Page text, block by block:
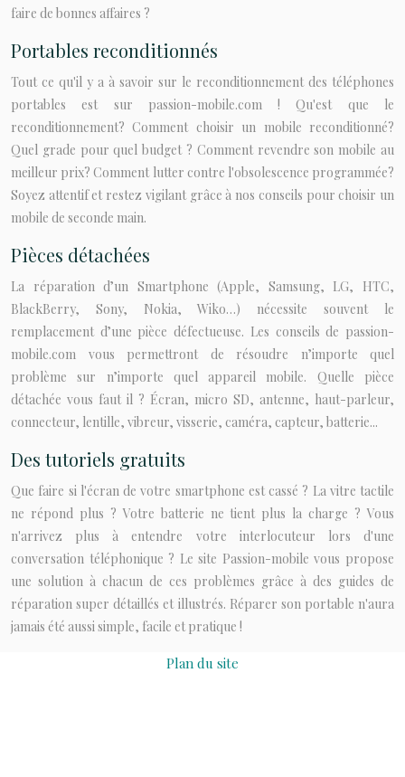
faire de bonnes affaires ?
Portables reconditionnés
Tout ce qu'il y a à savoir sur le reconditionnement des téléphones
portables est sur passion-mobile.com ! Qu'est que le
reconditionnement? Comment choisir un mobile reconditionné?
Quel grade pour quel budget ? Comment revendre son mobile au
meilleur prix? Comment lutter contre l'obsolescence programmée?
Soyez attentif et restez vigilant grâce à nos conseils pour choisir un
mobile de seconde main.
Pièces détachées
La réparation d’un Smartphone (Apple, Samsung, LG, HTC,
BlackBerry, Sony, Nokia, Wiko…) nécessite souvent le
remplacement d’une pièce défectueuse. Les conseils de passion-
mobile.com vous permettront de résoudre n’importe quel
problème sur n’importe quel appareil mobile. Quelle pièce
détachée vous faut il ? Écran, micro SD, antenne, haut-parleur,
connecteur, lentille, vibreur, visserie, caméra, capteur, batterie...
Des tutoriels gratuits
Que faire si l'écran de votre smartphone est cassé ? La vitre tactile
ne répond plus ? Votre batterie ne tient plus la charge ? Vous
n'arrivez plus à entendre votre interlocuteur lors d'une
conversation téléphonique ? Le site Passion-mobile vous propose
une solution à chacun de ces problèmes grâce à des guides de
réparation super détaillés et illustrés. Réparer son portable n'aura
jamais été aussi simple, facile et pratique !
Plan du site